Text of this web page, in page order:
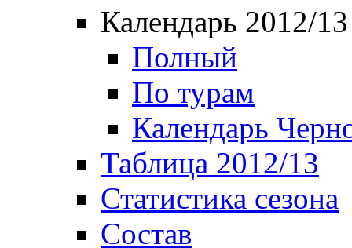
Календарь 2012/13
Полный
По турам
Календарь
Таблица 2012/13
Статистика сезона
Состав